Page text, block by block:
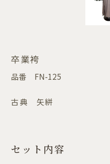
卒業袴
品番 FN-125
古典 矢絣
セット内容